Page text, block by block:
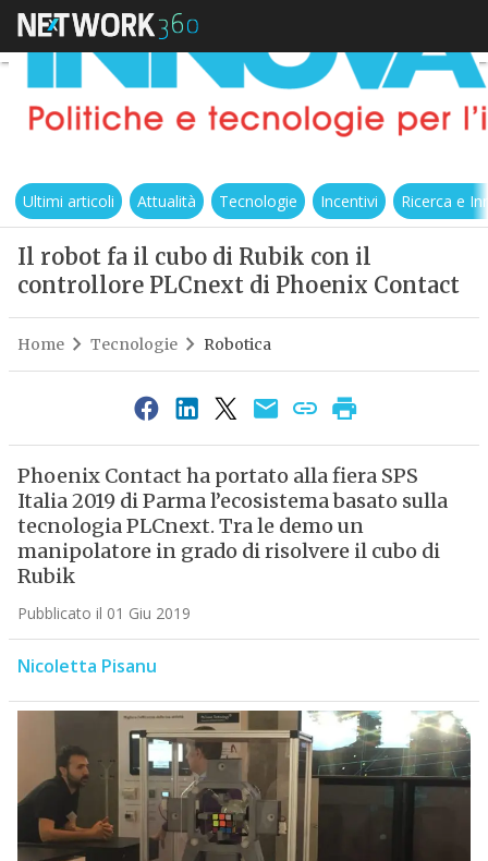
Ultimi articoli Attualità Tecnologie Incentivi Ricerca e
Il robot fa il cubo di Rubik con il
controllore PLCnext di Phoenix Contact
Home Tecnologie Robotica
Phoenix Contact ha portato alla fiera SPS
Italia 2019 di Parma l’ecosistema basato sulla
tecnologia PLCnext. Tra le demo un
manipolatore in grado di risolvere il cubo di
Rubik
Pubblicato il 01 Giu 2019
Nicoletta Pisanu